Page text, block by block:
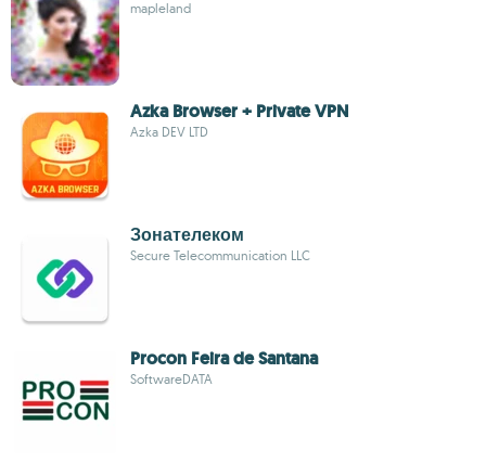
mapleland
Azka Browser + Private VPN
Azka DEV LTD
Зонателеком
Secure Telecommunication LLC
Procon Feira de Santana
SoftwareDATA